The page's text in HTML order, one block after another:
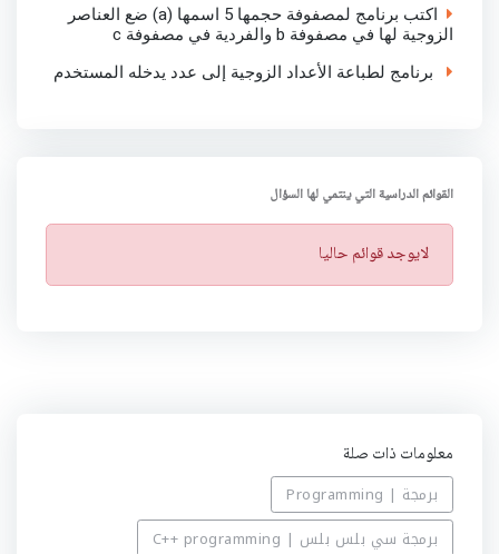
اكتب برنامج لمصفوفة حجمها 5 اسمها (a) ضع العناصر
الزوجية لها في مصفوفة b والفردية في مصفوفة c
برنامج لطباعة الأعداد الزوجية إلى عدد يدخله المستخدم
القوائم الدراسية التي ينتمي لها السؤال
ت
ن
لايوجد قوائم حاليا
معلومات ذات صلة
برمجة | Programming
برمجة سي بلس بلس | C++ programming